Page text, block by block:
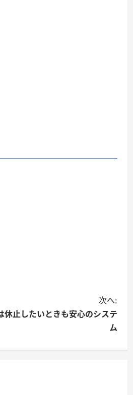
次へ:
休止したいときも安心のシステ
ム